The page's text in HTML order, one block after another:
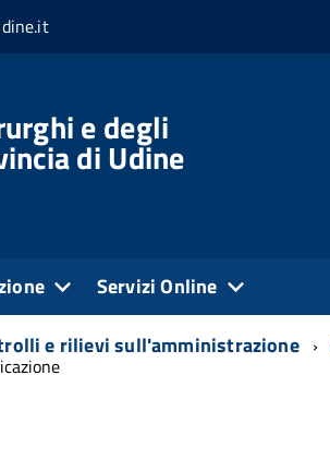
e degli
di Udine
Servizi Online
e rilievi sull'amministrazione